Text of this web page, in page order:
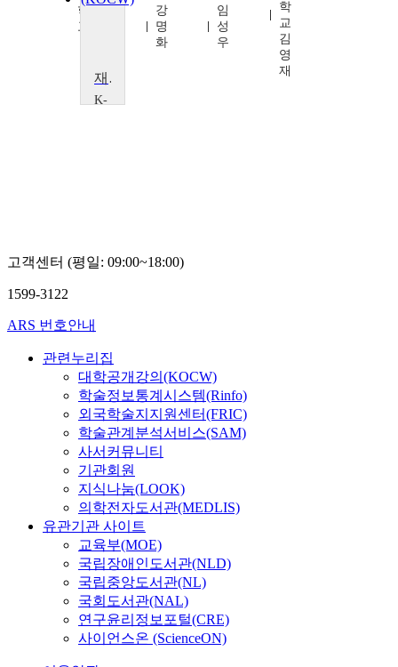
학
교
영
강
명
화
임
성
우
학
교
김
영
재
재미있는 글로벌 경제 기행
K-
고객센터 (평일: 09:00~18:00)
1599-3122
ARS 번호안내
관련누리집
대학공개강의(KOCW)
학술정보통계시스템(Rinfo)
외국학술지지원센터(FRIC)
학술관계분석서비스(SAM)
사서커뮤니티
기관회원
지식나눔(LOOK)
의학전자도서관(MEDLIS)
유관기관 사이트
교육부(MOE)
국립장애인도서관(NLD)
국립중앙도서관(NL)
국회도서관(NAL)
연구윤리정보포털(CRE)
사이언스온 (ScienceON)